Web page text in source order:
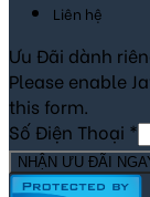
Liên hệ
Ưu Đãi dành
Please enable
this form.
Số Điện Thoại *
NHẬN ƯU ĐÃI